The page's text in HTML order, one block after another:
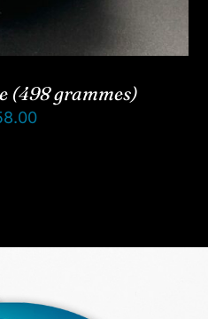
(498 grammes)